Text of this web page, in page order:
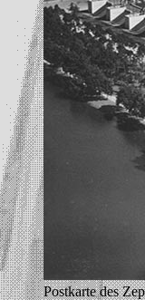
Postkarte des